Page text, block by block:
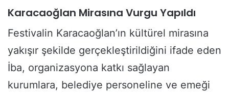
Karacaoğlan Mirasına Vurgu Yapıldı
Festivalin Karacaoğlan’ın kültürel mirasına
yakışır şekilde gerçekleştirildiğini ifade eden
İba, organizasyona katkı sağlayan
kurumlara, belediye personeline ve emeği